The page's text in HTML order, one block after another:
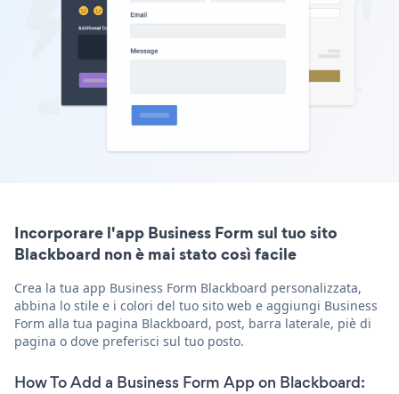
Incorporare l'app Business Form sul tuo sito
Blackboard non è mai stato così facile
Crea la tua app Business Form Blackboard personalizzata,
abbina lo stile e i colori del tuo sito web e aggiungi Business
Form alla tua pagina Blackboard, post, barra laterale, piè di
pagina o dove preferisci sul tuo posto.
How To Add a Business Form App on Blackboard: